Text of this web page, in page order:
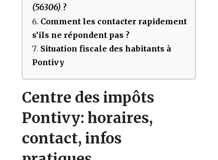
(56306) ?
Comment les contacter rapidement
s’ils ne répondent pas ?
Situation fiscale des habitants à
Pontivy
Centre des impôts
Pontivy: horaires,
contact, infos